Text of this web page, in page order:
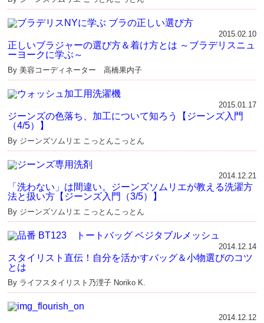
2015.02.10
正しいブラジャーの選び方＆着け方とは ～ブラデリスニュ
ーヨークに学ぶ～
By 美容コーディネーター 高橋果内子
2015.01.17
ジーンズの色落ち、加工について知ろう【ジーンズ入門
（4/5）】
By ジーンズソムリエ こっとんこっとん
2014.12.21
「洗わない」は間違い。ジーンズソムリエが教える洗濯方
法と扱い方【ジーンズ入門（3/5）】
By ジーンズソムリエ こっとんこっとん
2014.12.14
スタイリスト直伝！自分を活かすバッグ＆小物選びのコツ
とは
By ライフスタイリスト乃浬子 Noriko K.
2014.12.12